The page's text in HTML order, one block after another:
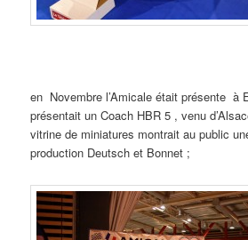
en Novembre l’Amicale était présente à
présentait un Coach HBR 5 , venu
vitrine de miniatures montrait au public
production Deutsch et Bonnet ;